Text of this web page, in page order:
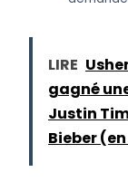
LIRE
gagné
Justin
Bieber